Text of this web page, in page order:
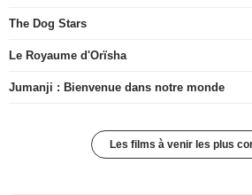
The Dog Stars
Le Royaume d'Orïsha
Jumanji : Bienvenue dans notre monde
Les films à venir les plus